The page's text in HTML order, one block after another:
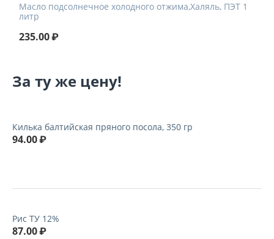
Масло подсолнечное холодного отжима,Халяль, ПЭТ 1
литр
235.00₽
За ту же цену!
Килька балтийская пряного посола, 350 гр
94.00₽
Рис ТУ 12%
87.00₽